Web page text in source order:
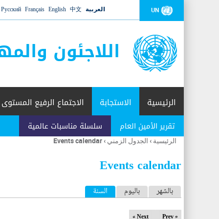
UN العربية 中文
English
Français
Русский
اللاجئون
الرئيسية الاستجابة
تقرير الأمين العام سلسلة مناسبات عالمية
الاجتماع الرفيع المستوى
أنت
هنا
الرئيسية › الجدول الزمني ›
Events calendar
Events calendar
ا
ل
بالشهر باليوم السنة (علامة التبويب النشطة)